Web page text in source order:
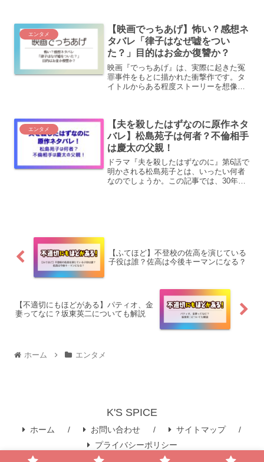
は13人がデ...
エンタメ
【映画でっちあげ】怖い？感想ネ
タバレ「律子はなぜ嘘をつい
た？」目的はお金か復讐か？
映画『でっちあげ』は、実際に起きた冤
罪事件をもとに描かれた衝撃作です。タ
イトルからある程度ストーリーを想像で
報道や世間の空気によっ...
エンタメ
【夫を殺したはずなのに原作ネタ
バレ】松島苑子は何者？不倫相手
は慶太の父親！
ドラマ『夫を殺したはずなのに』第6話で
明かされる松島苑子とは、いったい何者
なのでしょうか。この記事では、30年前
【ふてほど】不登校の佐高を演じている
子役は誰？佐高は今後キーマンになる？
【不適切にもほどがある】パティオ、金
妻ってなに？坂東英二についても解説
ホーム エンタメ
K'S SPICE
ホーム お問い合わせ
サイトマップ
プライバシーポリシー